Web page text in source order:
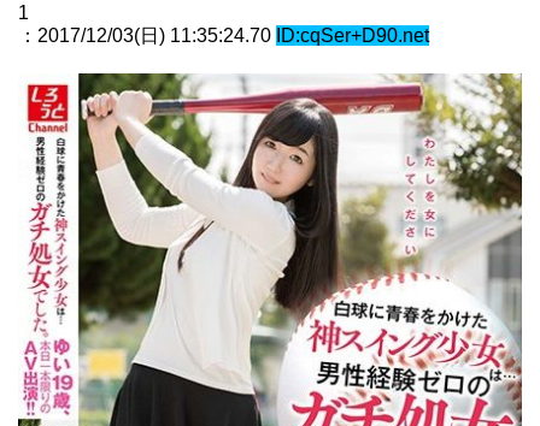
1
：2017/12/03(日) 11:35:24.70 ID:cqSer+D90.net